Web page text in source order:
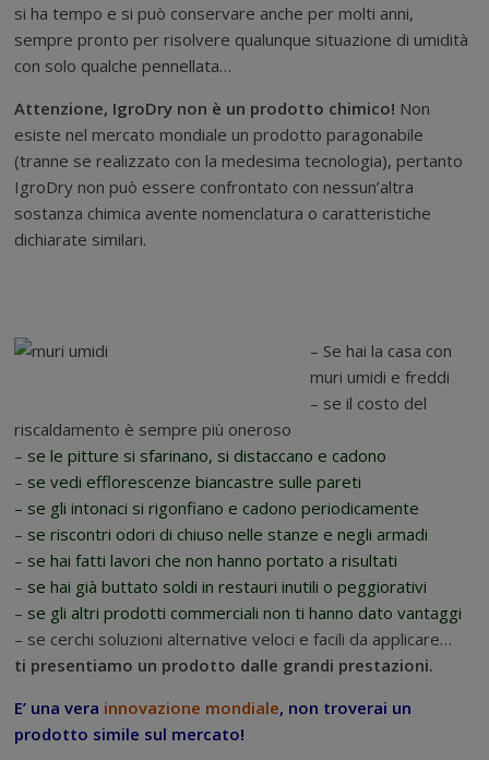
si ha tempo e si può conservare anche per molti anni,
sempre pronto per risolvere qualunque situazione di umidità
con solo qualche pennellata…
Attenzione, IgroDry non è un prodotto chimico! Non
esiste nel mercato mondiale un prodotto paragonabile
(tranne se realizzato con la medesima tecnologia), pertanto
IgroDry non può essere confrontato con nessun’altra
sostanza chimica avente nomenclatura o caratteristiche
dichiarate similari.
– Se hai la casa con
muri umidi e freddi
– se il costo del
riscaldamento è sempre più oneroso
– se le pitture si sfarinano, si distaccano e cadono
– se vedi efflorescenze biancastre sulle pareti
– se gli intonaci si rigonfiano e cadono periodicamente
– se riscontri odori di chiuso nelle stanze e negli armadi
– se hai fatti lavori che non hanno portato a risultati
– se hai già buttato soldi in restauri inutili o peggiorativi
– se gli altri prodotti commerciali non ti hanno dato vantaggi
– se cerchi soluzioni alternative veloci e facili da applicare…
ti presentiamo un prodotto dalle grandi prestazioni.
E’ una vera innovazione mondiale, non troverai un
prodotto simile sul mercato!